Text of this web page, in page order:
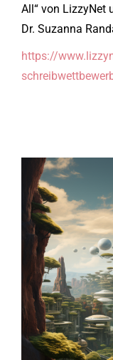
All“ von LizzyNet
Dr. Suzanna
https://